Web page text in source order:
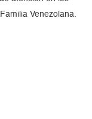
Venezolana.